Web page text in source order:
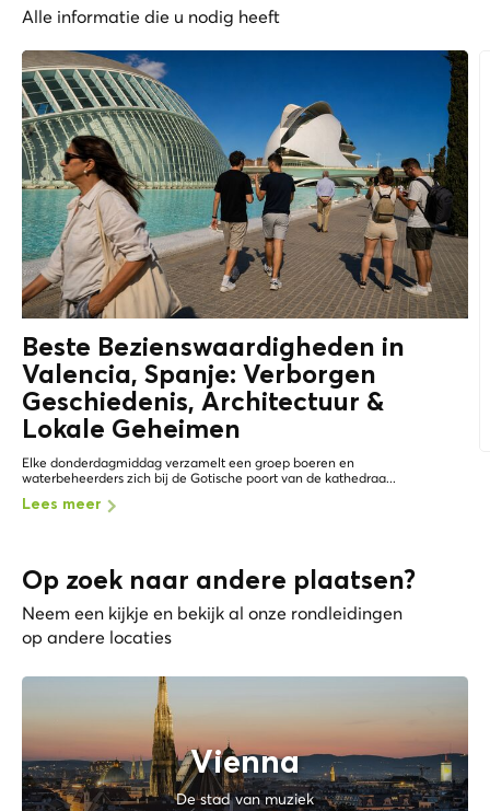
Alle informatie die u nodig heeft
Beste Bezienswaardigheden in
Valencia, Spanje: Verborgen
Geschiedenis, Architectuur &
Lokale Geheimen
Elke donderdagmiddag verzamelt een groep boeren en
waterbeheerders zich bij de Gotische poort van de kathedraa...
Lees meer
Op zoek naar andere plaatsen?
Neem een kijkje en bekijk al onze rondleidingen
op andere locaties
Vienna
De stad van muziek